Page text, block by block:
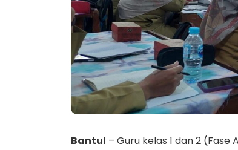
Bantul – Guru kelas 1 dan 2